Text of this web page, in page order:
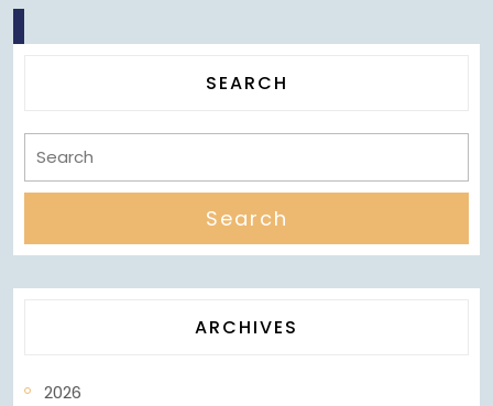
SEARCH
ARCHIVES
2026